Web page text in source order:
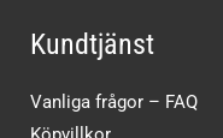
Kundtjänst
Vanliga frågor – FAQ